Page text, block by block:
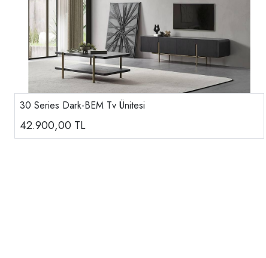
30 Series Dark-BEM Tv Ünitesi
42.900,00 TL